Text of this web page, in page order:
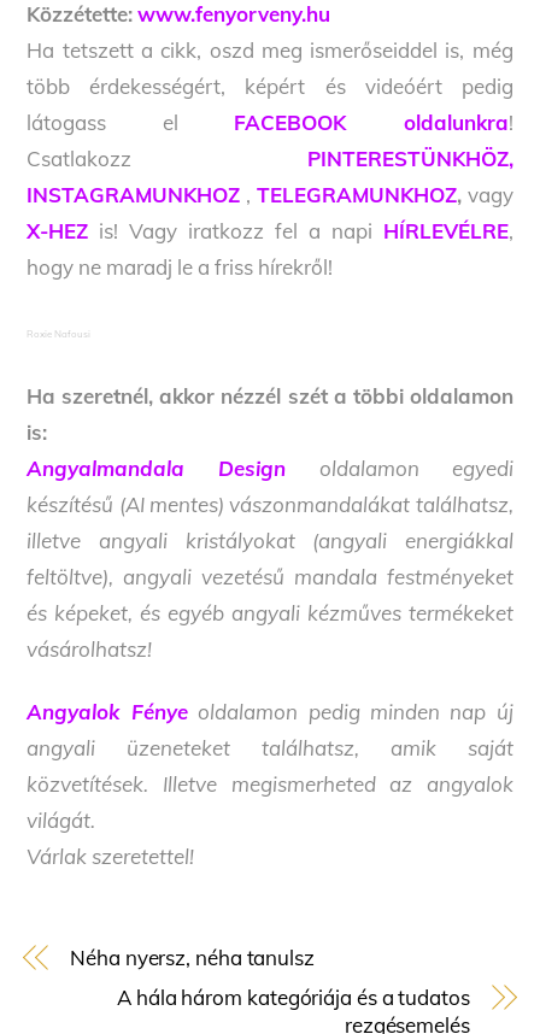
Közzétette: www.fenyorveny.hu
Ha tetszett a cikk, oszd meg ismerőseiddel is, még
több érdekességért, képért és videóért pedig
látogass el FACEBOOK oldalunkra!
Csatlakozz PINTERESTÜNKHÖZ,
INSTAGRAMUNKHOZ , TELEGRAMUNKHOZ,vagy
X-HEZ is! Vagy iratkozz fel a napi HÍRLEVÉLRE,
hogy ne maradj le a friss hírekről!
Roxie Nafousi
Ha szeretnél, akkor nézzél szét a többi oldalamon
is:
Angyalmandala Design oldalamon egyedi
készítésű (AI mentes) vászonmandalákat találhatsz,
illetve angyali kristályokat (angyali energiákkal
feltöltve), angyali vezetésű mandala festményeket
és képeket, és egyéb angyali kézműves termékeket
vásárolhatsz!
Angyalok Fényeoldalamon pedig minden nap új
angyali üzeneteket találhatsz, amik saját
közvetítések. Illetve megismerheted az angyalok
világát.
Várlak szeretettel!
Néha nyersz, néha tanulsz
A hála három kategóriája és a tudatos
rezgésemelés